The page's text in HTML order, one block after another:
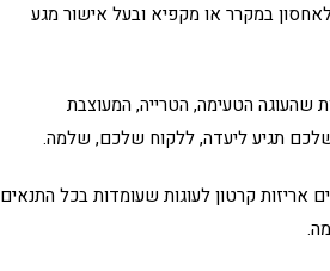
במקרר או מקפיא ובעל אישור מגע
הטעימה, הטרייה, המעוצבת
תגיע ליעדה, ללקוח שלכם, שלמה.
אריזות קרטון לעוגותשעומדות בכל התנאים